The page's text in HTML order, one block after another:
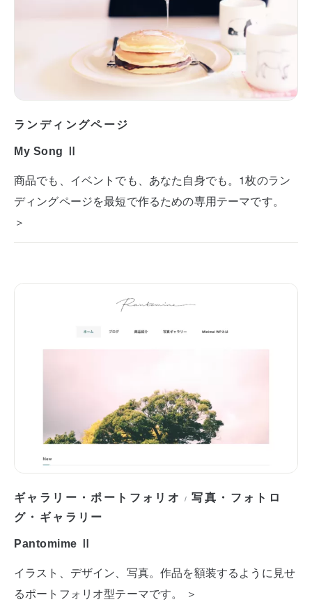
ランディングページ
My Song Ⅱ
商品でも、イベントでも、あなた自身でも。1枚のラン
ディングページを最短で作るための専用テーマです。
＞
ギャラリー・ポートフォリオ /写真・フォトロ
グ・ギャラリー
Pantomime Ⅱ
イラスト、デザイン、写真。作品を額装するように見せ
るポートフォリオ型テーマです。 ＞